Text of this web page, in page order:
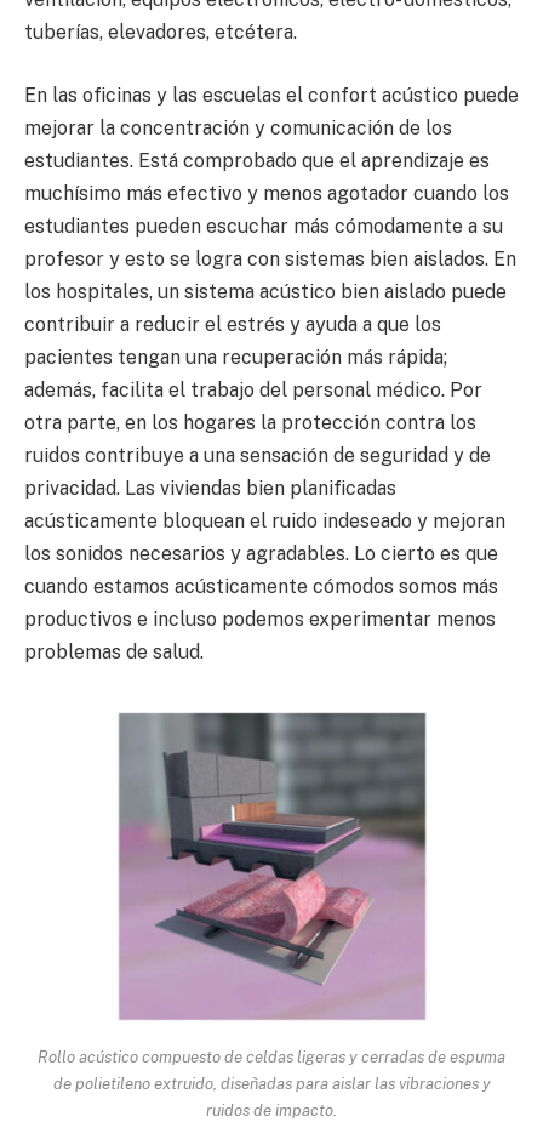
tuberías, elevadores, etcétera.
En las oficinas y las escuelas el confort acústico puede
mejorar la concentración y comunicación de los
estudiantes. Está comprobado que el aprendizaje es
muchísimo más efectivo y menos agotador cuando los
estudiantes pueden escuchar más cómodamente a su
profesor y esto se logra con sistemas bien aislados. En
los hospitales, un sistema acústico bien aislado puede
contribuir a reducir el estrés y ayuda a que los
pacientes tengan una recuperación más rápida;
además, facilita el trabajo del personal médico. Por
otra parte, en los hogares la protección contra los
ruidos contribuye a una sensación de seguridad y de
privacidad. Las viviendas bien planificadas
acústicamente bloquean el ruido indeseado y mejoran
los sonidos necesarios y agradables. Lo cierto es que
cuando estamos acústicamente cómodos somos más
productivos e incluso podemos experimentar menos
problemas de salud.
Rollo acústico compuesto de celdas ligeras y cerradas de espuma
de polietileno extruido, diseñadas para aislar las vibraciones y
ruidos de impacto.